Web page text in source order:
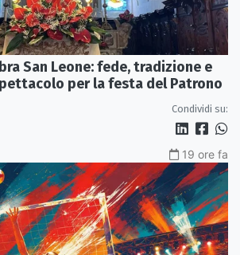
San Leone: fede, tradizione e
per la festa del Patrono
Condividi su:
19 ore fa